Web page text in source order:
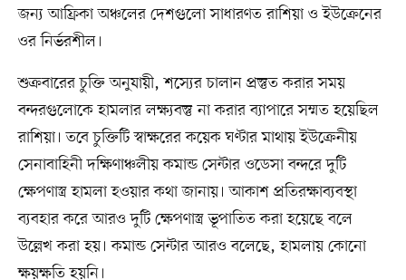
জন্য আফ্রিকা অঞ্চলের দেশগুলো সাধারণত রাশিয়া ও ইউক্রেনের
ওর নির্ভরশীল।
শুক্রবারের চুক্তি অনুযায়ী, শস্যের চালান প্রস্তুত করার সময়
বন্দরগুলোকে হামলার লক্ষ্যবস্তু না করার ব্যাপারে সম্মত হয়েছিল
রাশিয়া। তবে চুক্তিটি স্বাক্ষরের কয়েক ঘণ্টার মাথায় ইউক্রেনীয়
সেনাবাহিনী দক্ষিণাঞ্চলীয় কমান্ড সেন্টার ওডেসা বন্দরে দুটি
ক্ষেপণাস্ত্র হামলা হওয়ার কথা জানায়। আকাশ প্রতিরক্ষাব্যবস্থা
ব্যবহার করে আরও দুটি ক্ষেপণাস্ত্র ভূপাতিত করা হয়েছে বলে
উল্লেখ করা হয়। কমান্ড সেন্টার আরও বলেছে, হামলায় কোনো
ক্ষয়ক্ষতি হয়নি।